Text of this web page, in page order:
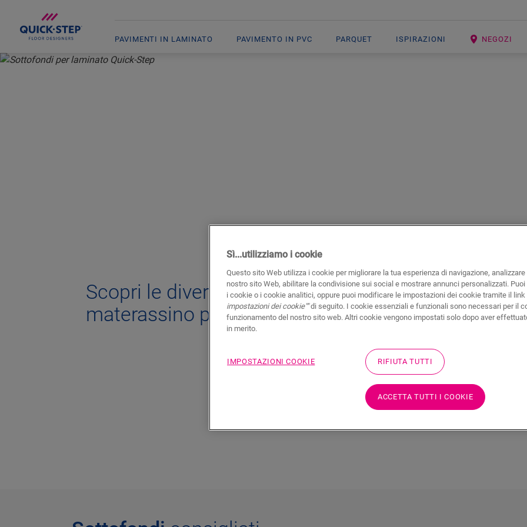
PAVIMENTI IN LAMINATO PAVIMENTO IN PVC PARQUET ISPIRAZIONI NEGOZI
Scopri le diverse opzioni di
materassino per pavimenti
laminati
La scelta del materassino giusto per il
dal tuo spazio abitativo e dalle tue
soggiorno e il corridoio, un
silenziosa. Se disponi del
punto di vista termico massimizzerà
livellare un sottofondo irregolare? Un
necessario. Quick-Step offre una
progettati per migliorare il comfort, la
opzioni adatte alle tue esigenze e
laminato.
SCOPRI TUTTI I MATERASSINI PER
Sì...utilizziamo i cookie
Questo sito Web utilizza i cookie per migliorare la tua esperienza di navigazione,
nostro sito Web, abilitare la condivisione sui social e mostrare annunci personalizzati.
i cookie o i cookie analitici, oppure puoi modificare le impostazioni dei cookie tramite il link
impostazioni dei cookie""di seguito. I cookie essenziali e funzionali sono necessari per il
funzionamento del nostro sito web. Altri cookie vengono impostati solo dopo aver
in merito.
IMPOSTAZIONI COOKIE RIFIUTA TUTTI
ACCETTA TUTTI I COOKIE